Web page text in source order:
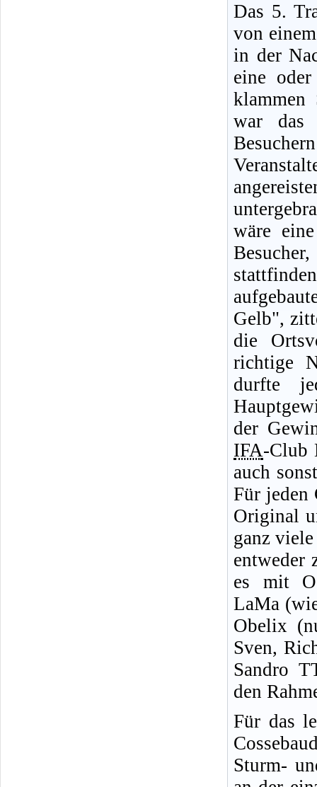
Das 5.
von
in der
eine
klammen
war
wäre
Gelb",
die
richtige
durfte
der
IFA-Club
auch
Für jeden
Original
ganz
entweder
es mit
LaMa
Obelix
Sven,
Sandro
den
Für das
Sturm-